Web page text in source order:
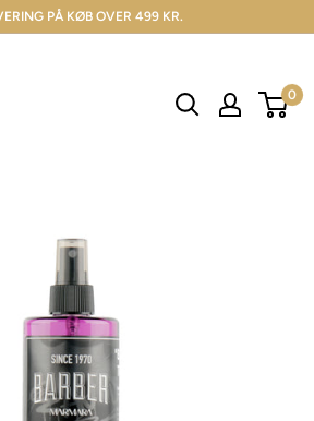
PÅ KØB OVER 499 KR.
0